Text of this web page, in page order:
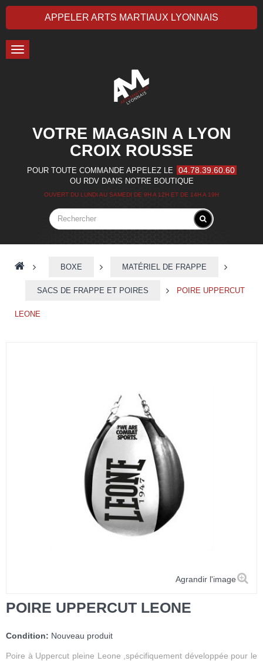
APPELER ARTS MARTIAUX LYONNAIS
Toggle
navigation
VOTRE MAGASIN A LYON
CROIX ROUSSE
POUR TOUTE COMMANDE APPELEZ LE 04.78.39.60.60
OU RDV DANS NOTRE BOUTIQUE
OUVERT DU LUNDI AU SAMEDI DE 9H A 12H ET DE 14H A 19H
> BOXE > MATÉRIEL DE FRAPPE
SACS DE FRAPPE ET POIRES > POIRE UPPERCUT
LEONE
Agrandir l'image
POIRE UPPERCUT LEONE
Condition: Nouveau produit
Poire à Uppercut pleine Leone ,spécifiquement développée pour le